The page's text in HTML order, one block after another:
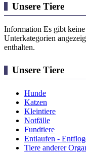
Unsere Tiere
Information Es gibt
Unterkategorien
enthalten.
Unsere Tiere
Hunde
Katzen
Kleintiere
Notfälle
Fundtiere
Entlaufen -
Tiere anderer